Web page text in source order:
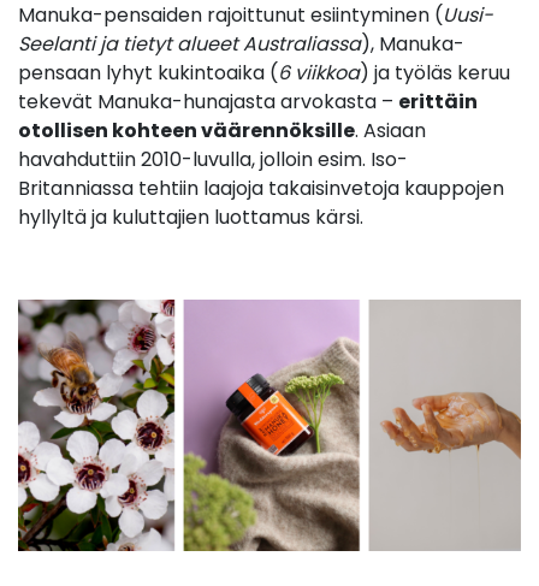
Manuka-pensaiden rajoittunut esiintyminen (Uusi-
Seelanti ja tietyt alueet Australiassa), Manuka-
pensaan lyhyt kukintoaika (6 viikkoa) ja työläs keruu
tekevät Manuka-hunajasta arvokasta – erittäin
otollisen kohteen väärennöksille. Asiaan
havahduttiin 2010-luvulla, jolloin esim. Iso-
Britanniassa tehtiin laajoja takaisinvetoja kauppojen
hyllyltä ja kuluttajien luottamus kärsi.